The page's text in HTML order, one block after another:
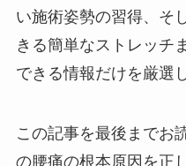
い施術姿勢の習得、そ
きる簡単なストレッチ
できる情報だけを厳選
この記事を最後までお
の腰痛の根本原因を正